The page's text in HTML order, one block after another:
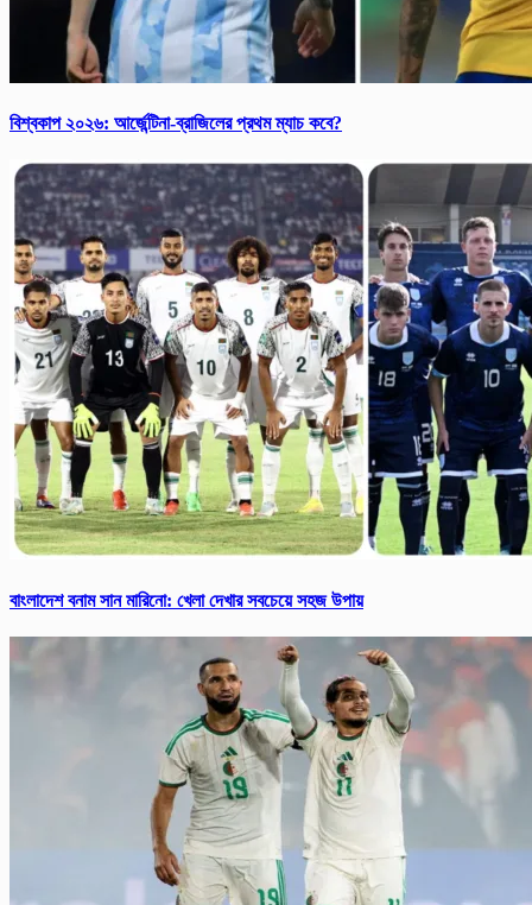
বিশ্ব‌কাপ ২০২৬: আর্জে‌ন্টিনা-ব্রাজিলের প্রথম ম্যাচ কবে?
বাংলাদেশ বনাম সান মারিনো: খেলা দেখার সবচেয়ে সহজ উপায়